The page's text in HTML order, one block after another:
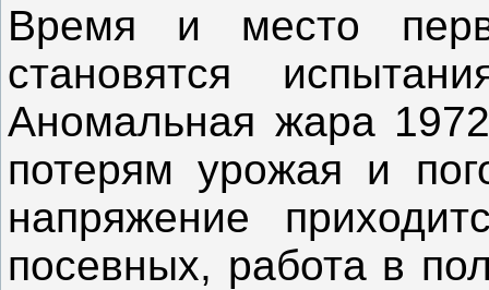
Время и место
становятся
Аномальная жара
потерям урожая и
напряжение
посевных, работа в